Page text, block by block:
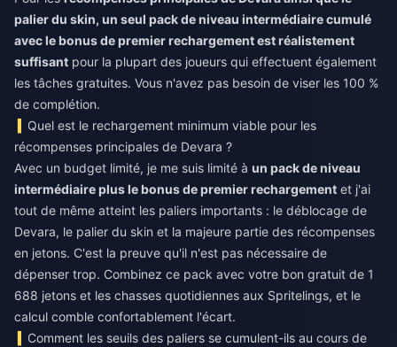
palier du skin, un seul pack de niveau intermédiaire cumulé
avec le bonus de premier rechargement est réalistement
suffisant pour la plupart des joueurs qui effectuent également
les tâches gratuites. Vous n'avez pas besoin de viser les 100 %
de complétion.
Quel est le rechargement minimum viable pour les
récompenses principales de Devara ?
Avec un budget limité, je me suis limité à un pack de niveau
intermédiaire plus le bonus de premier rechargement et j'ai
tout de même atteint les paliers importants : le déblocage de
Devara, le palier du skin et la majeure partie des récompenses
en jetons. C'est la preuve qu'il n'est pas nécessaire de
dépenser trop. Combinez ce pack avec votre bon gratuit de 1
688 jetons et les chasses quotidiennes aux Spritelings, et le
calcul comble confortablement l'écart.
Comment les seuils des paliers se cumulent-ils au cours de